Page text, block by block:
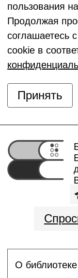
пользования
Продолжая
соглашаетесь
cookie в
Принять
О библиотеке